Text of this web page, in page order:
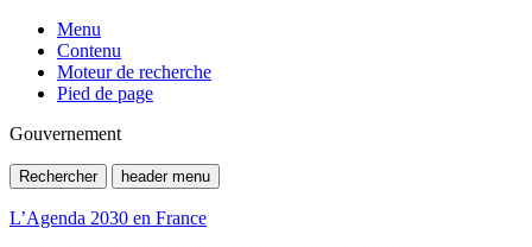
Menu
Contenu
Moteur de recherche
Pied de page
Gouvernement
Rechercher header menu
L’Agenda 2030 en France